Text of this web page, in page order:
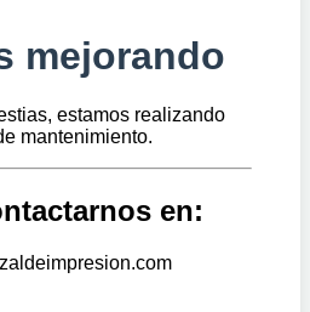
mejorando
estamos realizando
mantenimiento.
en: